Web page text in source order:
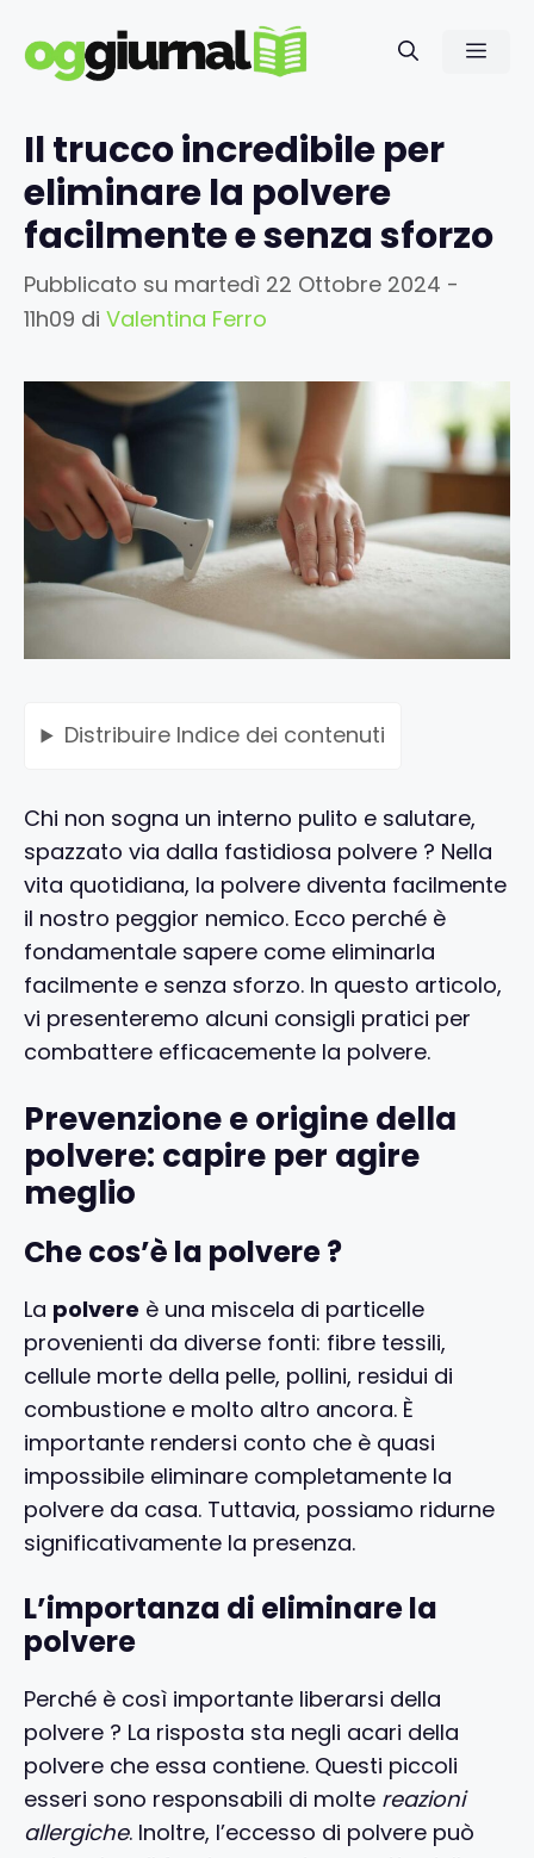
contenuto
Il trucco incredibile per
eliminare la polvere
facilmente e senza sforzo
Pubblicato su martedì 22 Ottobre 2024 -
11h09 di Valentina Ferro
Distribuire Indice dei contenuti
Chi non sogna un interno pulito e salutare,
spazzato via dalla fastidiosa polvere ? Nella
vita quotidiana, la polvere diventa facilmente
il nostro peggior nemico. Ecco perché è
fondamentale sapere come eliminarla
facilmente e senza sforzo. In questo articolo,
vi presenteremo alcuni consigli pratici per
combattere efficacemente la polvere.
Prevenzione e origine della
polvere: capire per agire
meglio
Che cos’è la polvere ?
La polvere è una miscela di particelle
provenienti da diverse fonti: fibre tessili,
cellule morte della pelle, pollini, residui di
combustione e molto altro ancora. È
importante rendersi conto che è quasi
impossibile eliminare completamente la
polvere da casa. Tuttavia, possiamo ridurne
significativamente la presenza.
L’importanza di eliminare la
polvere
Perché è così importante liberarsi della
polvere ? La risposta sta negli acari della
polvere che essa contiene. Questi piccoli
esseri sono responsabili di molte reazioni
allergiche. Inoltre, l’eccesso di polvere può